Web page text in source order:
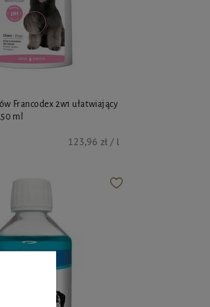
Francodex 2w1 ułatwiający
ml
123,96 zł / l